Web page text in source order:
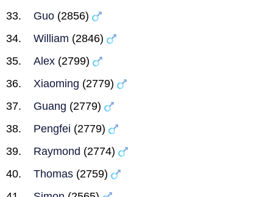
Guo (2856)
William (2846)
Alex (2799)
Xiaoming (2779)
Guang (2779)
Pengfei (2779)
Raymond (2774)
Thomas (2759)